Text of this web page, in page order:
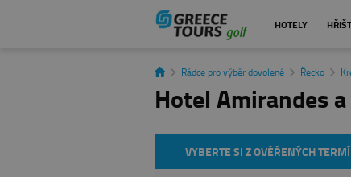
HOTELY
Rádce pro výběr dovolené Řecko
Hotel Amirandes
VYBERTE SI Z OVĚŘENÝCH